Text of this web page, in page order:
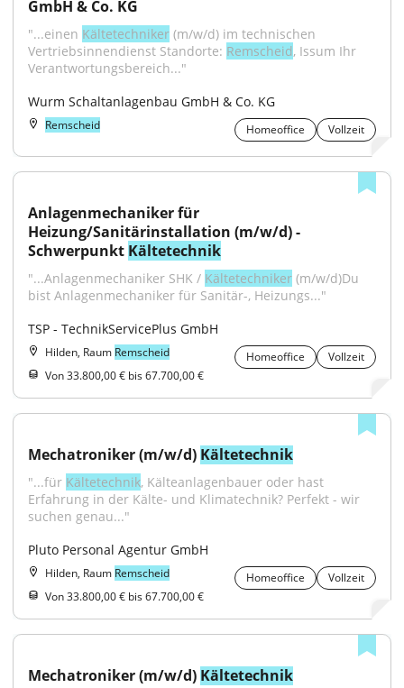
GmbH & Co. KG
"...einen Kältetechniker (m/w/d) im technischen
Vertriebsinnendienst Standorte: Remscheid, Issum Ihr
Verantwortungsbereich..."
Wurm Schaltanlagenbau GmbH & Co. KG
Remscheid Homeoffice Vollzeit
Anlagenmechaniker für
Heizung/Sanitärinstallation (m/w/d) -
Schwerpunkt Kältetechnik
"...Anlagenmechaniker SHK / Kältetechniker (m/w/d)Du
bist Anlagenmechaniker für Sanitär-, Heizungs..."
TSP - TechnikServicePlus GmbH
Hilden, Raum Remscheid Homeoffice
Vollzeit
Von 33.800,00 € bis 67.700,00 €
Mechatroniker (m/w/d) Kältetechnik
"...für Kältetechnik, Kälteanlagenbauer oder hast
Erfahrung in der Kälte- und Klimatechnik? Perfekt - wir
suchen genau..."
Pluto Personal Agentur GmbH
Hilden, Raum Remscheid Homeoffice
Vollzeit
Von 33.800,00 € bis 67.700,00 €
Mechatroniker (m/w/d) Kältetechnik